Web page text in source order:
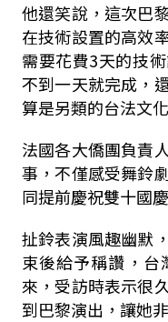
他還笑說，這次巴
在技術設置的高效
需要花費3天的技
不到一天就完成，
算是另類的台法文
法國各大僑團負責
事，不僅感受舞鈴
同提前慶祝雙十國
扯鈴表演風趣幽默
束後給予稱讚，台
來，受訪時表示很
到巴黎演出，讓她